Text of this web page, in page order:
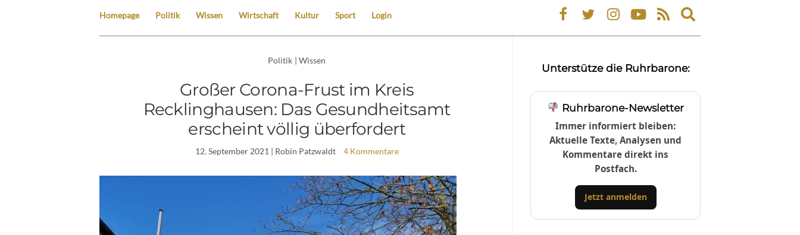
Homepage Politik Wissen Wirtschaft Kultur Sport Login
Expand
search
Politik | Wissen
Großer Corona-Frust im Kreis
Recklinghausen: Das Gesundheitsamt
erscheint völlig überfordert
12. September 2021 | Robin Patzwaldt 4 Kommentare
Unterstütze die Ruhrbarone:
Ruhrbarone-Newsletter
Immer informiert bleiben:
Aktuelle Texte, Analysen und
Kommentare direkt ins
Postfach.
Jetzt anmelden